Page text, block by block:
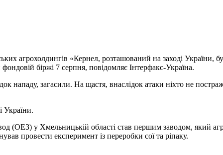
агрохолдингів «Кернел, розташований на заході України,
біржі 7 серпня, повідомляє Інтерфакс-Україна.
нападу, загасили. На щастя, внаслідок атаки ніхто не
України.
(ОЕЗ) у Хмельницькій області став першим заводом, який
провести експеримент із переробки сої та ріпаку.